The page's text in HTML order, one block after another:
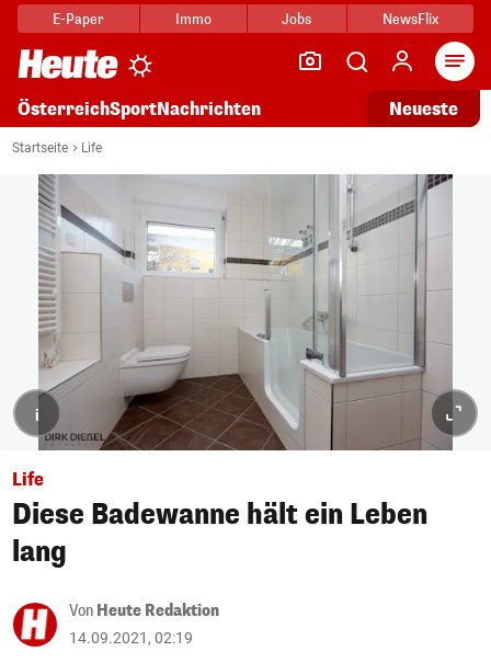
E-Paper Immo Jobs NewsFlix
ÖsterreichSportNachrichten Neueste
Startseite Life
i
Life
Diese Badewanne hält ein Leben
lang
Von Heute Redaktion
14.09.2021, 02:19